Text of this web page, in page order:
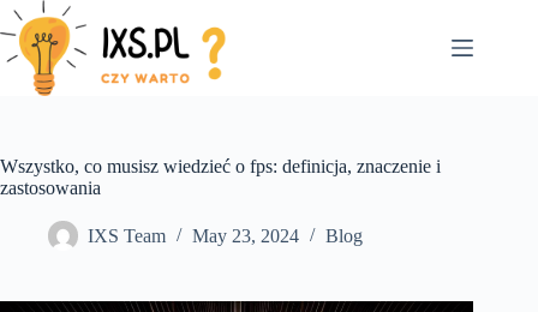
Skip
to
content
Wszystko, co musisz wiedzieć o fps: definicja, znaczenie i
zastosowania
IXS Team May 23, 2024 Blog